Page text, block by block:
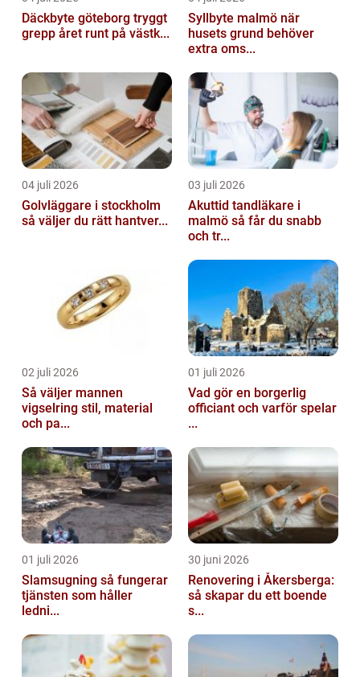
Däckbyte göteborg tryggt
grepp året runt på västk...
Syllbyte malmö när
husets grund behöver
extra oms...
04 juli 2026
Golvläggare i stockholm
så väljer du rätt hantver...
03 juli 2026
Akuttid tandläkare i
malmö så får du snabb
och tr...
02 juli 2026
Så väljer mannen
vigselring stil, material
och pa...
01 juli 2026
Vad gör en borgerlig
officiant och varför spelar
...
01 juli 2026
Slamsugning så fungerar
tjänsten som håller
ledni...
30 juni 2026
Renovering i Åkersberga:
så skapar du ett boende
s...